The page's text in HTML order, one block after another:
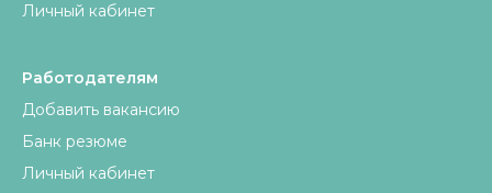
Личный кабинет
Работодателям
Добавить вакансию
Банк резюме
Личный кабинет